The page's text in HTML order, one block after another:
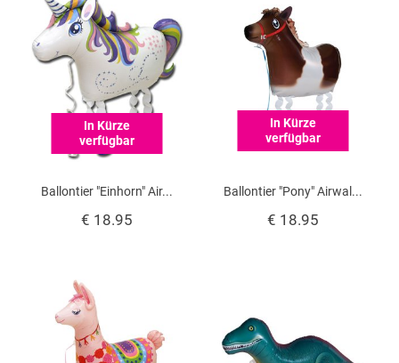
In Kürze
verfügbar
Ballontier "Pony" Airwal...
€ 18.95
In Kürze
verfügbar
Ballontier "Einhorn" Air...
€ 18.95